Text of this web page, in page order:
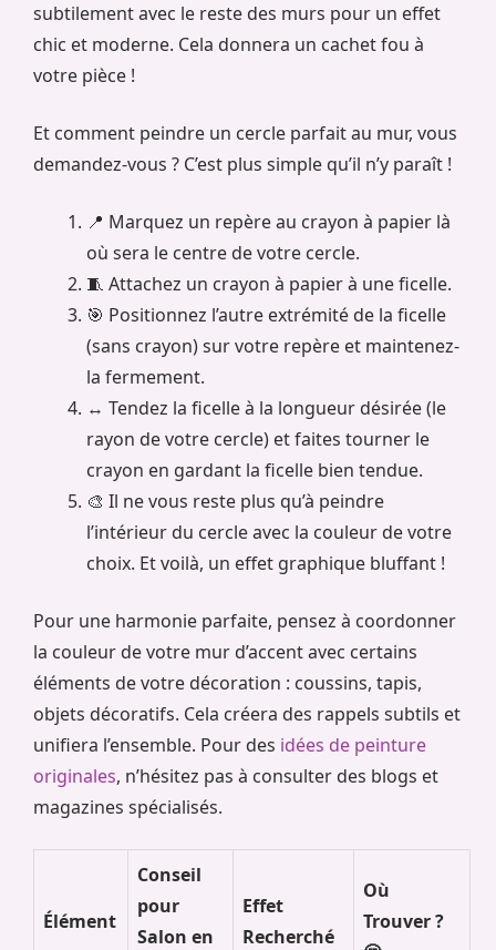
subtilement avec le reste des murs pour un effet
chic et moderne. Cela donnera un cachet fou à
votre pièce !
Et comment peindre un cercle parfait au mur, vous
demandez-vous ? C’est plus simple qu’il n’y paraît !
📍 Marquez un repère au crayon à papier là
où sera le centre de votre cercle.
🧵 Attachez un crayon à papier à une ficelle.
🎯 Positionnez l’autre extrémité de la ficelle
(sans crayon) sur votre repère et maintenez-
la fermement.
↔️ Tendez la ficelle à la longueur désirée (le
rayon de votre cercle) et faites tourner le
crayon en gardant la ficelle bien tendue.
🎨 Il ne vous reste plus qu’à peindre
l’intérieur du cercle avec la couleur de votre
choix. Et voilà, un effet graphique bluffant !
Pour une harmonie parfaite, pensez à coordonner
la couleur de votre mur d’accent avec certains
éléments de votre décoration : coussins, tapis,
objets décoratifs. Cela créera des rappels subtils et
unifiera l’ensemble. Pour des idées de peinture
originales, n’hésitez pas à consulter des blogs et
magazines spécialisés.
Élément
Conseil
pour
Salon en
Effet
Recherché
Où
Trouver ?